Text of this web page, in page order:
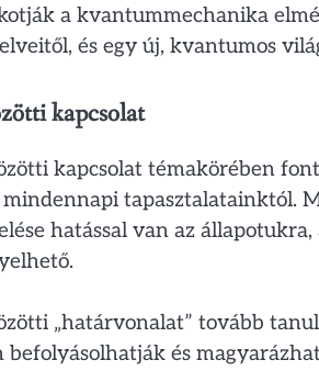
a kvantummechanika
és egy új, kvantumos
kapcsolat
kapcsolat témakörében
tapasztalatainktól.
hatással van az
„határvonalat” tovább
és